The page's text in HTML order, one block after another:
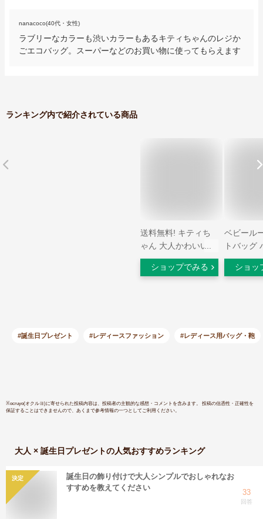
nanacoco(40代・女性)
ラブリーなカラーも渋いカラーもあるキティちゃんのレジか
ごエコバッグ。スーパーなどのお買い物に使ってもらえます
ランキング内で紹介されている商品
送料無料! キティち
ゃん 大人かわいい
多機能 コスメティッ
クポーチ プレゼント
ティ サンリオ さわ
どプレゼント】
ショップでみる
ベビール
トバッグ
ィ フェイ
オ ルー
ショッ
#誕生日プレゼント #レディースファッション #レディース用バッグ・鞄
※ocruyo(オクルヨ)に寄せられた投稿内容は、投稿者の主観的な感想・コメントを含みます。 投稿の信憑性・正確性を
保証することはできませんので、あくまで参考情報の一つとしてご利用ください。
大人 × 誕生日プレゼントの人気おすすめランキング
決定
誕生日の飾り付けで大人シンプルでおしゃれなお
すすめを教えてください
33
回答